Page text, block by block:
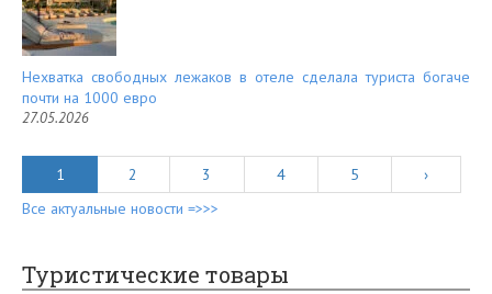
Нехватка свободных лежаков в отеле сделала туриста богаче
почти на 1000 евро
27.05.2026
1 2 3 4 5
›
Все актуальные новости =>>>
Туристические товары